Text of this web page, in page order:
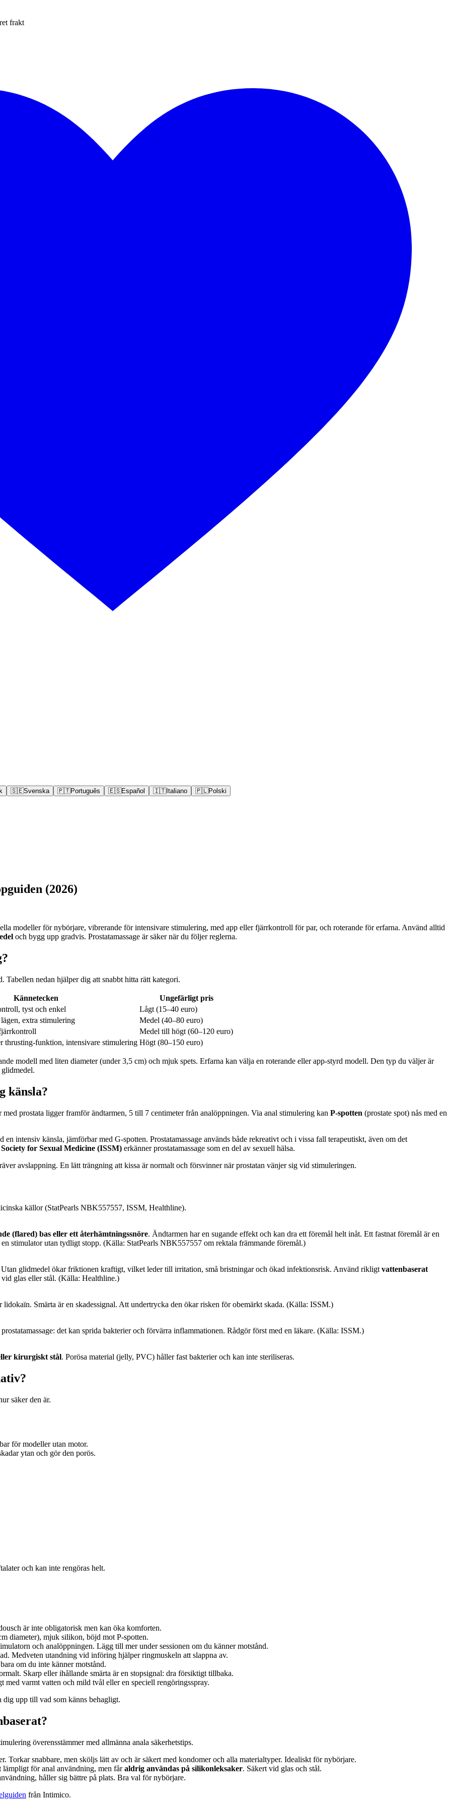
frakt
🇸🇪Svenska 🇵🇹Português 🇪🇸Español 🇮🇹Italiano 🇵🇱Polski
(2026)
modeller för nybörjare, vibrerande för intensivare stimulering, med app eller fjärrkontroll för par, och roterande för erfarna. Använd alltid
och bygg upp gradvis. Prostatamassage är säker när du följer reglerna.
nedan hjälper dig att snabbt hitta rätt kategori.
Kännetecken
Ungefärligt pris
tyst och enkel
Lågt (15–40 euro)
extra stimulering
Medel (40–80 euro)
Medel till högt (60–120 euro)
thrusting-funktion, intensivare stimulering Högt (80–150 euro)
modell med liten diameter (under 3,5 cm) och mjuk spets. Erfarna kan välja en roterande eller app-styrd modell. Den typ du väljer är
känsla?
med prostata ligger framför ändtarmen, 5 till 7 centimeter från analöppningen. Via anal stimulering kan P-spotten (prostate spot) nås med en
intensiv känsla, jämförbar med G-spotten. Prostatamassage används både rekreativt och i vissa fall terapeutiskt, även om det
for Sexual Medicine (ISSM) erkänner prostatamassage som en del av sexuell hälsa.
avslappning. En lätt trängning att kissa är normalt och försvinner när prostatan vänjer sig vid stimuleringen.
källor (StatPearls NBK557557, ISSM, Healthline).
(flared) bas eller ett återhämtningssnöre. Ändtarmen har en sugande effekt och kan dra ett föremål helt inåt. Ett fastnat föremål är en
stimulator utan tydligt stopp. (Källa: StatPearls NBK557557 om rektala främmande föremål.)
glidmedel ökar friktionen kraftigt, vilket leder till irritation, små bristningar och ökad infektionsrisk. Använd rikligtvattenbaserat
glas eller stål. (Källa: Healthline.)
lidokaïn. Smärta är en skadessignal. Att undertrycka den ökar risken för obemärkt skada. (Källa: ISSM.)
det kan sprida bakterier och förvärra inflammationen. Rådgör först med en läkare. (Källa: ISSM.)
kirurgiskt stål. Porösa material (jelly, PVC) håller fast bakterier och kan inte steriliseras.
säker den är.
för modeller utan motor.
ytan och gör den porös.
och kan inte rengöras helt.
är inte obligatorisk men kan öka komforten.
diameter), mjuk silikon, böjd mot P-spotten.
och analöppningen. Lägg till mer under sessionen om du känner motstånd.
Medveten utandning vid införing hjälper ringmuskeln att slappna av.
om du inte känner motstånd.
Skarp eller ihållande smärta är en stopsignal: dra försiktigt tillbaka.
med varmt vatten och mild tvål eller en speciell rengöringsspray.
dig upp till vad som känns behagligt.
överensstämmer med allmänna anala säkerhetstips.
Torkar snabbare, men sköljs lätt av och är säkert med kondomer och alla materialtyper. Idealiskt för nybörjare.
lämpligt för anal användning, men fåraldrig användas på silikonleksaker. Säkert vid glas och stål.
håller sig bättre på plats. Bra val för nybörjare.
från Intimico.